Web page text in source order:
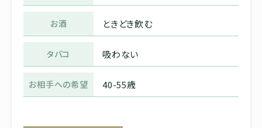
お酒 ときどき飲む
タバコ 吸わない
お相手への希望 40-55歳